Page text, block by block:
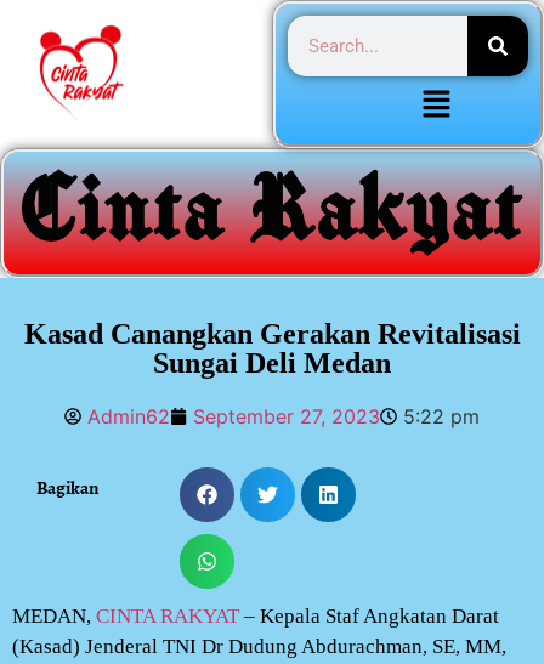
Kasad Canangkan Gerakan Revitalisasi
Sungai Deli Medan
Admin62 September 27, 2023 5:22 pm
Bagikan
MEDAN, CINTA RAKYAT – Kepala Staf Angkatan Darat
(Kasad) Jenderal TNI Dr Dudung Abdurachman, SE, MM,